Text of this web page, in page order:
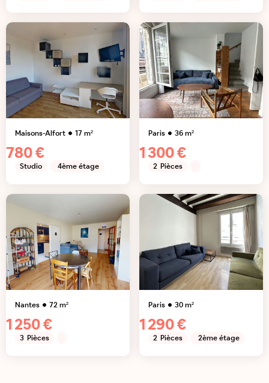
Maisons-Alfort 17m²
780 €
Studio 4ème étage
Paris 36m²
1 300 €
2 Pièces
Nantes 72m²
1 250 €
3 Pièces
Paris 30m²
1 290 €
2 Pièces 2ème étage